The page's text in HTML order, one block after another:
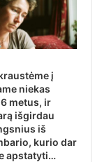
į
niekas
metus, ir
išgirdau
iš
kurio dar
apstatyti…